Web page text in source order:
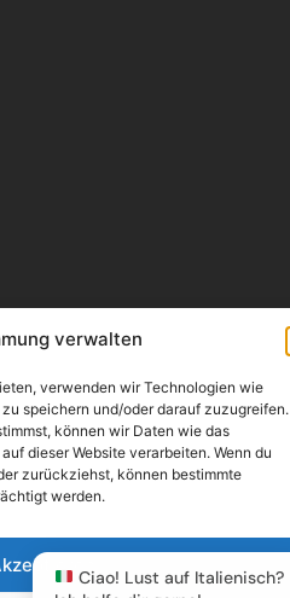
verwalten
verwenden wir Technologien wie
speichern und/oder darauf zuzugreifen.
können wir Daten wie das
dieser Website verarbeiten. Wenn du
zurückziehst, können bestimmte
werden.
Ciao! Lust auf Italienisch?